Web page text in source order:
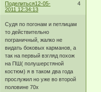
Поделиться 4
12-05-
2011 12:34:13
Судя по погонам и петлицам
то действительно
пограничный, жалко не
видать боковых карманов, а
так на первый взгляд похож
на ПШ( полушерстяной
костюм) я в таком два года
прослужил но уже во второй
половине 70х